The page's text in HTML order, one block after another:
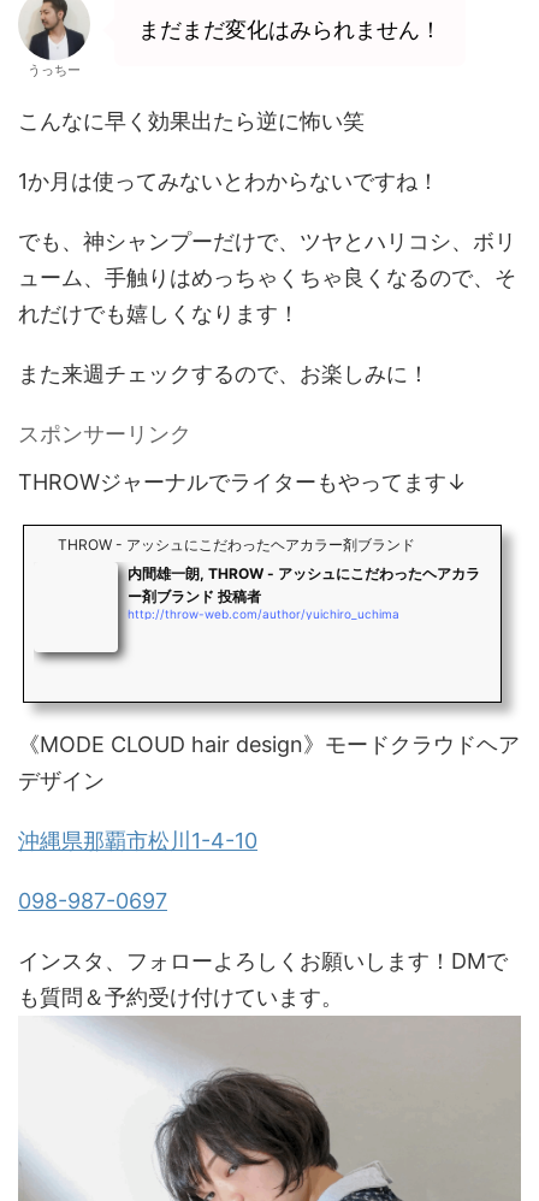
うっちー
まだまだ変化はみられません！
こんなに早く効果出たら逆に怖い笑
1か月は使ってみないとわからないですね！
でも、神シャンプーだけで、ツヤとハリコシ、ボリ
ューム、手触りはめっちゃくちゃ良くなるので、そ
れだけでも嬉しくなります！
また来週チェックするので、お楽しみに！
スポンサーリンク
THROWジャーナルでライターもやってます↓
THROW - アッシュにこだわったヘアカラー剤ブランド
内間雄一朗, THROW - アッシュにこだわったヘアカラ
ー剤ブランド 投稿者
http://throw-web.com/author/yuichiro_uchima
《MODE CLOUD hair design》モードクラウドヘア
デザイン
沖縄県那覇市松川1-4-10
098-987-0697
インスタ、フォローよろしくお願いします！DMで
も質問＆予約受け付けています。